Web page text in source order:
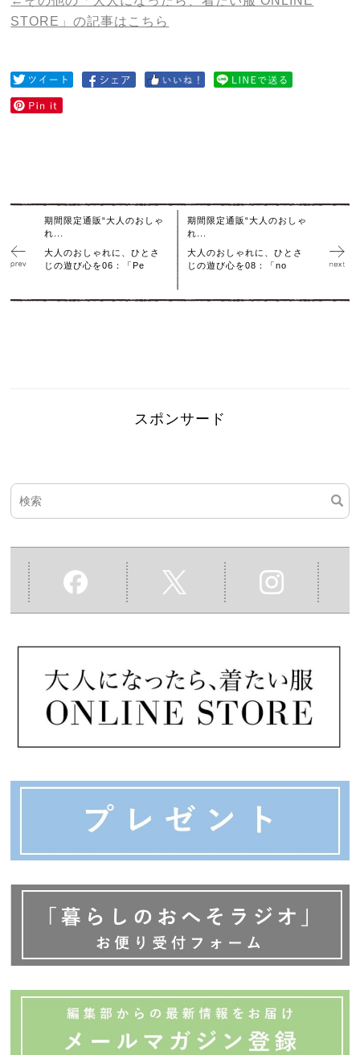
STORE」の記事はこちら
期間限定通販“大人のおしゃ
れ...
大人のおしゃれに、ひとさ
じの遊び心を06：「Pe
期間限定通販“大人のおしゃ
れ...
大人のおしゃれに、ひとさ
じの遊び心を08：「no
スポンサード